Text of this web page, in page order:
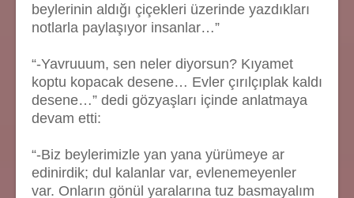
beylerinin aldığı çiçekleri üzerinde yazdıkları
notlarla paylaşıyor insanlar…”
“-Yavruuum, sen neler diyorsun? Kıyamet
koptu kopacak desene… Evler çırılçıplak kaldı
desene…” dedi gözyaşları içinde anlatmaya
devam etti:
“-Biz beylerimizle yan yana yürümeye ar
edinirdik; dul kalanlar var, evlenemeyenler
var. Onların gönül yaralarına tuz basmayalım